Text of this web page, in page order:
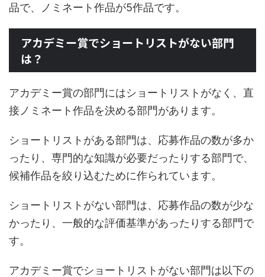
品で、ノミネート作品が5作品です。
アカデミー賞でショートリストがない部門
は？
アカデミー賞の部門にはショートリストがなく、直
接ノミネート作品を決める部門があります。
ショートリストがある部門は、応募作品の数が多か
ったり、専門的な知識が必要だったりする部門で、
候補作品を絞り込むために作られています。
ショートリストがない部門は、応募作品の数が少な
かったり、一般的な評価基準があったりする部門で
す。
アカデミー賞でショートリストがない部門は以下の